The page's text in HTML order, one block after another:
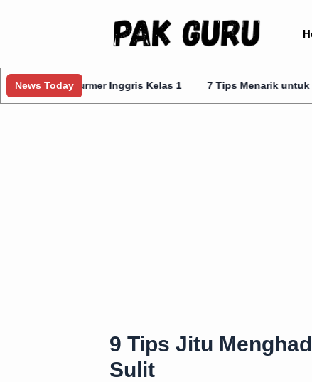
News Today
Inggris Kelas 1 7 Tips Menarik untuk Mengajar
9 Tips Jitu
Sulit